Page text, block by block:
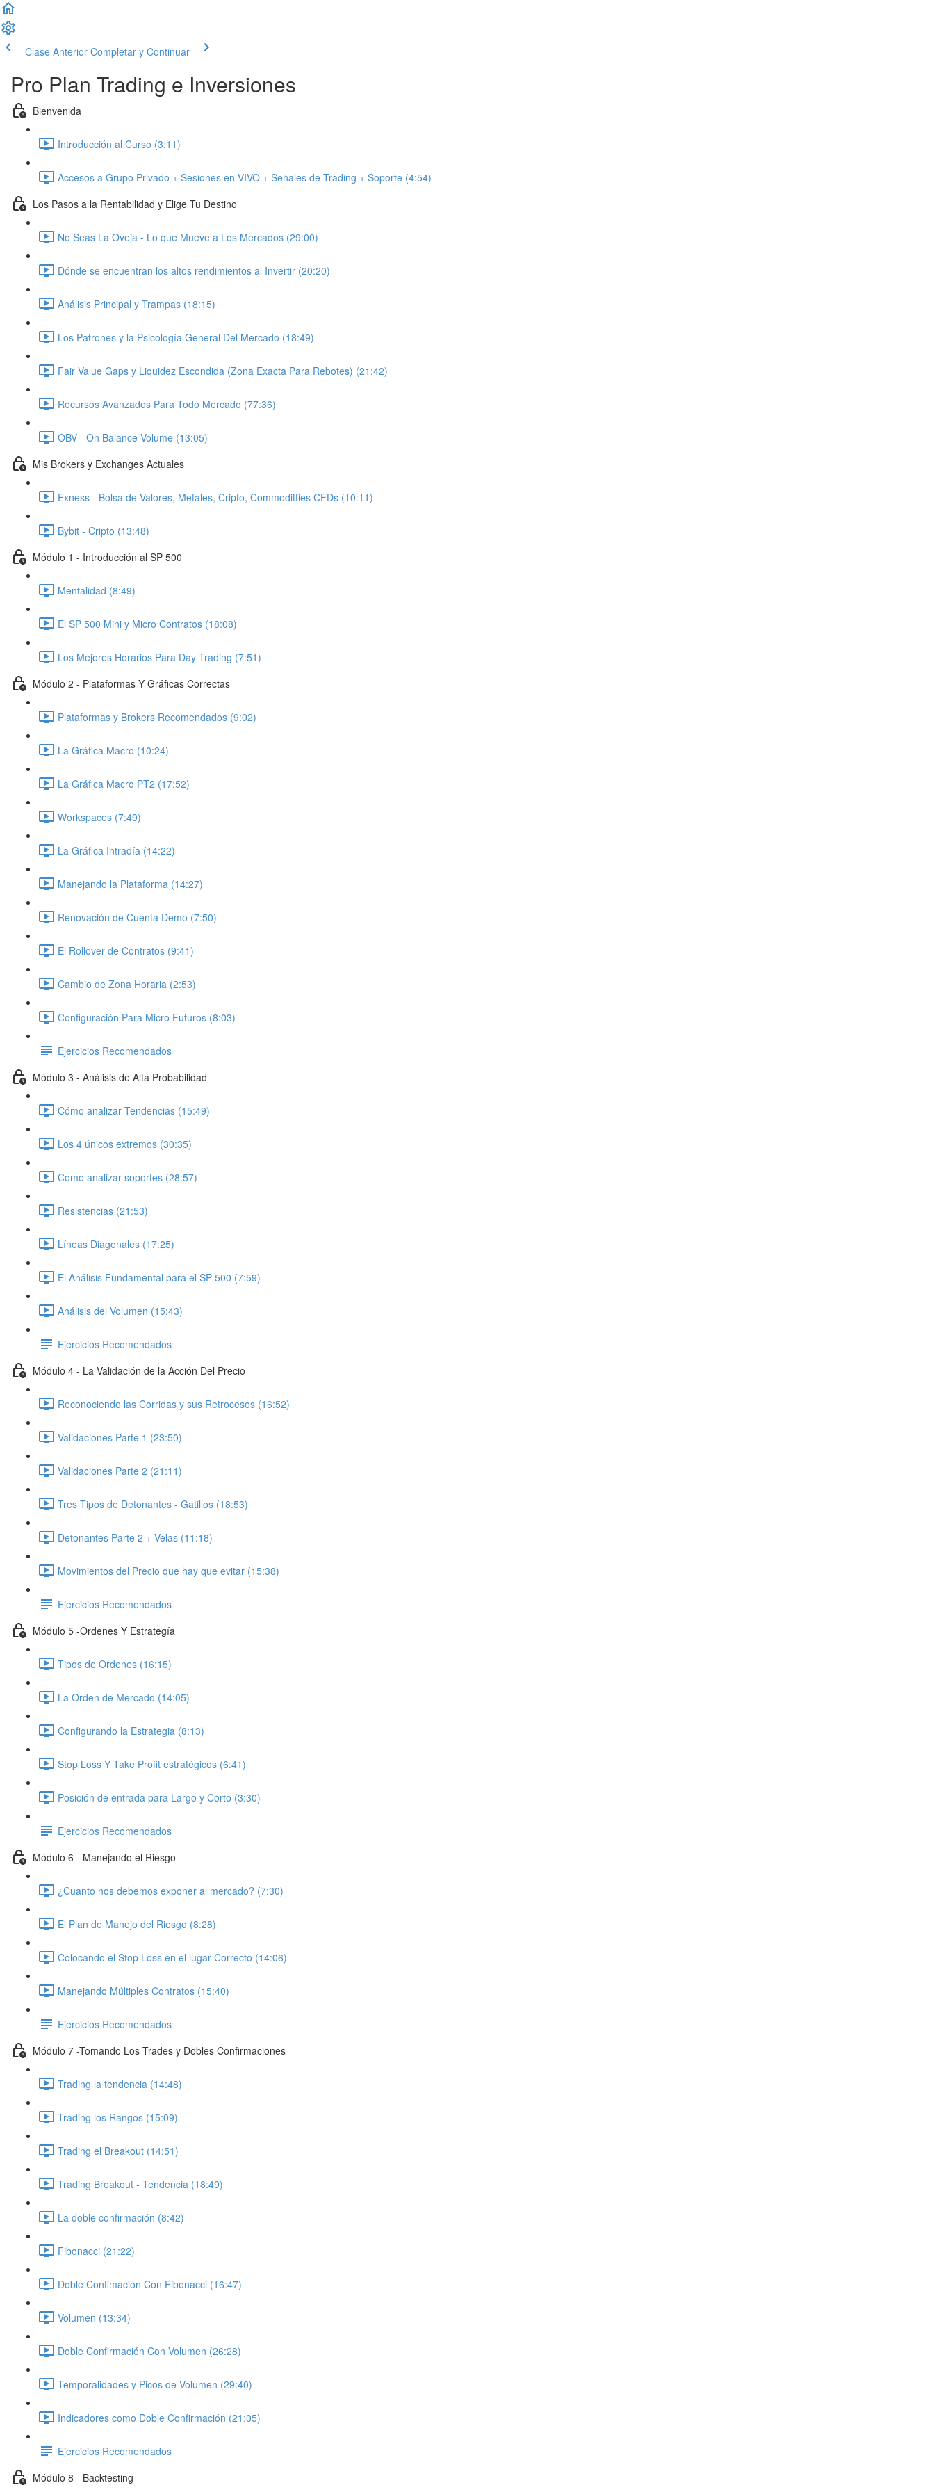
Clase Anterior Completar y Continuar
Pro Plan Trading e Inversiones
Bienvenida
Introducción al Curso (3:11)
Accesos a Grupo Privado + Sesiones en VIVO + Señales de Trading + Soporte (4:54)
Los Pasos a la Rentabilidad y Elige Tu Destino
No Seas La Oveja - Lo que Mueve a Los Mercados (29:00)
Dónde se encuentran los altos rendimientos al Invertir (20:20)
Análisis Principal y Trampas (18:15)
Los Patrones y la Psicología General Del Mercado (18:49)
Fair Value Gaps y Liquidez Escondida (Zona Exacta Para Rebotes) (21:42)
Recursos Avanzados Para Todo Mercado (77:36)
OBV - On Balance Volume (13:05)
Mis Brokers y Exchanges Actuales
Exness - Bolsa de Valores, Metales, Cripto, Commoditties CFDs (10:11)
Bybit - Cripto (13:48)
Módulo 1 - Introducción al SP 500
Mentalidad (8:49)
El SP 500 Mini y Micro Contratos (18:08)
Los Mejores Horarios Para Day Trading (7:51)
Módulo 2 - Plataformas Y Gráficas Correctas
Plataformas y Brokers Recomendados (9:02)
La Gráfica Macro (10:24)
La Gráfica Macro PT2 (17:52)
Workspaces (7:49)
La Gráfica Intradía (14:22)
Manejando la Plataforma (14:27)
Renovación de Cuenta Demo (7:50)
El Rollover de Contratos (9:41)
Cambio de Zona Horaria (2:53)
Configuración Para Micro Futuros (8:03)
Ejercicios Recomendados
Módulo 3 - Análisis de Alta Probabilidad
Cómo analizar Tendencias (15:49)
Los 4 únicos extremos (30:35)
Como analizar soportes (28:57)
Resistencias (21:53)
Líneas Diagonales (17:25)
El Análisis Fundamental para el SP 500 (7:59)
Análisis del Volumen (15:43)
Ejercicios Recomendados
Módulo 4 - La Validación de la Acción Del Precio
Reconociendo las Corridas y sus Retrocesos (16:52)
Validaciones Parte 1 (23:50)
Validaciones Parte 2 (21:11)
Tres Tipos de Detonantes - Gatillos (18:53)
Detonantes Parte 2 + Velas (11:18)
Movimientos del Precio que hay que evitar (15:38)
Ejercicios Recomendados
Módulo 5 -Ordenes Y Estrategía
Tipos de Ordenes (16:15)
La Orden de Mercado (14:05)
Configurando la Estrategia (8:13)
Stop Loss Y Take Profit estratégicos (6:41)
Posición de entrada para Largo y Corto (3:30)
Ejercicios Recomendados
Módulo 6 - Manejando el Riesgo
¿Cuanto nos debemos exponer al mercado? (7:30)
El Plan de Manejo del Riesgo (8:28)
Colocando el Stop Loss en el lugar Correcto (14:06)
Manejando Múltiples Contratos (15:40)
Ejercicios Recomendados
Módulo 7 -Tomando Los Trades y Dobles Confirmaciones
Trading la tendencia (14:48)
Trading los Rangos (15:09)
Trading el Breakout (14:51)
Trading Breakout - Tendencia (18:49)
La doble confirmación (8:42)
Fibonacci (21:22)
Doble Confimación Con Fibonacci (16:47)
Volumen (13:34)
Doble Confirmación Con Volumen (26:28)
Temporalidades y Picos de Volumen (29:40)
Indicadores como Doble Confirmación (21:05)
Ejercicios Recomendados
Módulo 8 - Backtesting